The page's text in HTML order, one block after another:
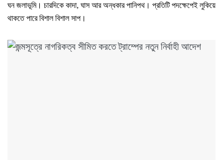
ঘন জলাভূমি। চারদিকে কাদা, ঘাস আর অন্ধকার পানিপথ। প্রতিটি পদক্ষেপেই লুকিয়ে
থাকতে পারে বিশাল বিশাল সাপ।